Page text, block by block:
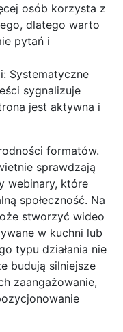
osób korzysta z
dlatego warto
pytań i
Systematyczne
sygnalizuje
jest aktywna i
formatów.
sprawdzają
webinary, które
społeczność. Na
stworzyć wideo
w kuchni lub
typu działania nie
budują silniejsze
zaangażowanie,